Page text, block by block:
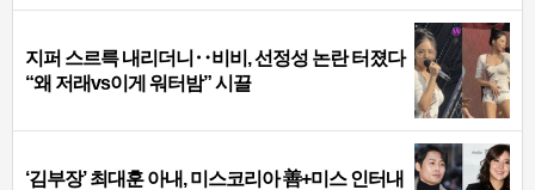
지퍼 스르륵 내리더니‥비비, 선정성 논란 터졌다
“왜 저래vs이게 워터밤” 시끌
‘김부장’ 최대훈 아내, 미스코리아 善+미스 인터내